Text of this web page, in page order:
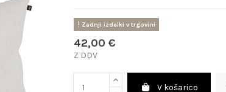
Zadnji izdelki v trgovini
42,00 €
Z DDV
V košarico